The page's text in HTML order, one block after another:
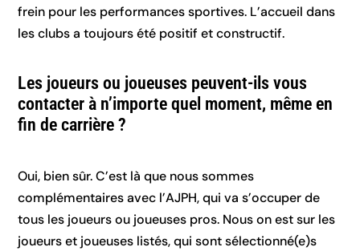
frein pour les performances sportives. L’accueil dans
les clubs a toujours été positif et constructif.
Les joueurs ou joueuses peuvent-ils vous
contacter à n’importe quel moment, même en
fin de carrière ?
Oui, bien sûr. C’est là que nous sommes
complémentaires avec l’AJPH, qui va s’occuper de
tous les joueurs ou joueuses pros. Nous on est sur les
joueurs et joueuses listés, qui sont sélectionné(e)s